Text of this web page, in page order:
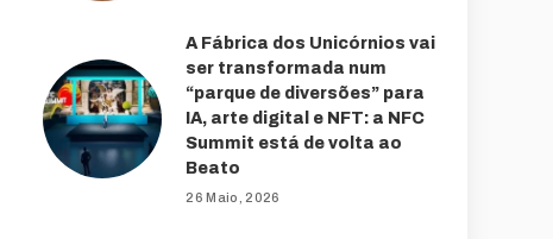
A Fábrica dos Unicórnios vai
ser transformada num
“parque de diversões” para
IA, arte digital e NFT: a NFC
Summit está de volta ao
Beato
26 Maio, 2026